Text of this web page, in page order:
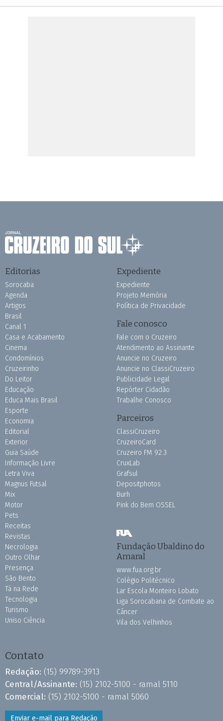
Editorias
Sorocaba
Agenda
Artigos
Brasil
Canal 1
Casa e Acabamento
Cinema
Condomínios
Cruzeirinho
Do Leitor
Educação
Educa Mais Brasil
Esporte
Economia
Editorial
Exterior
Guia Saúde
Informação Livre
Letra Viva
Magnus Futsal
Mix
Motor
Pets
Receitas
Revistas
Necrologia
Outro Olhar
Presença
São Bento
Tá na Rede
Tecnologia
Turismo
Uniso Ciência
Expediente
Expediente
Projeto Memória
Política de Privacidade
Fale conosco
Fale com o Cruzeiro
Atendimento ao Assinante
Anuncie no Cruzeiro
Anuncie no ClassiCruzeiro
Publicidade Legal
Repórter Cidadão
Trabalhe Conosco
Parceiros
ClassiCruzeiro
CruzeiroCard
Cruzeiro FM 92.3
CruxLab
Grafsul
Depositphotos
Burh
Pink do Bem OSSEL
Fundação Ubaldino do
Amaral
www.fua.org.br
Colégio Politécnico
Lar Escola Monteiro Lobato
Liga Sorocabana de Combate ao
Câncer
Vila dos Velhinhos
Contato
Redação: (15) 99789-3913
Central/Assinante: (15) 2102-5100 - ramal 5110
Comercial: (15) 2102-5100 - ramal 5060
Enviar e-mail para Redação